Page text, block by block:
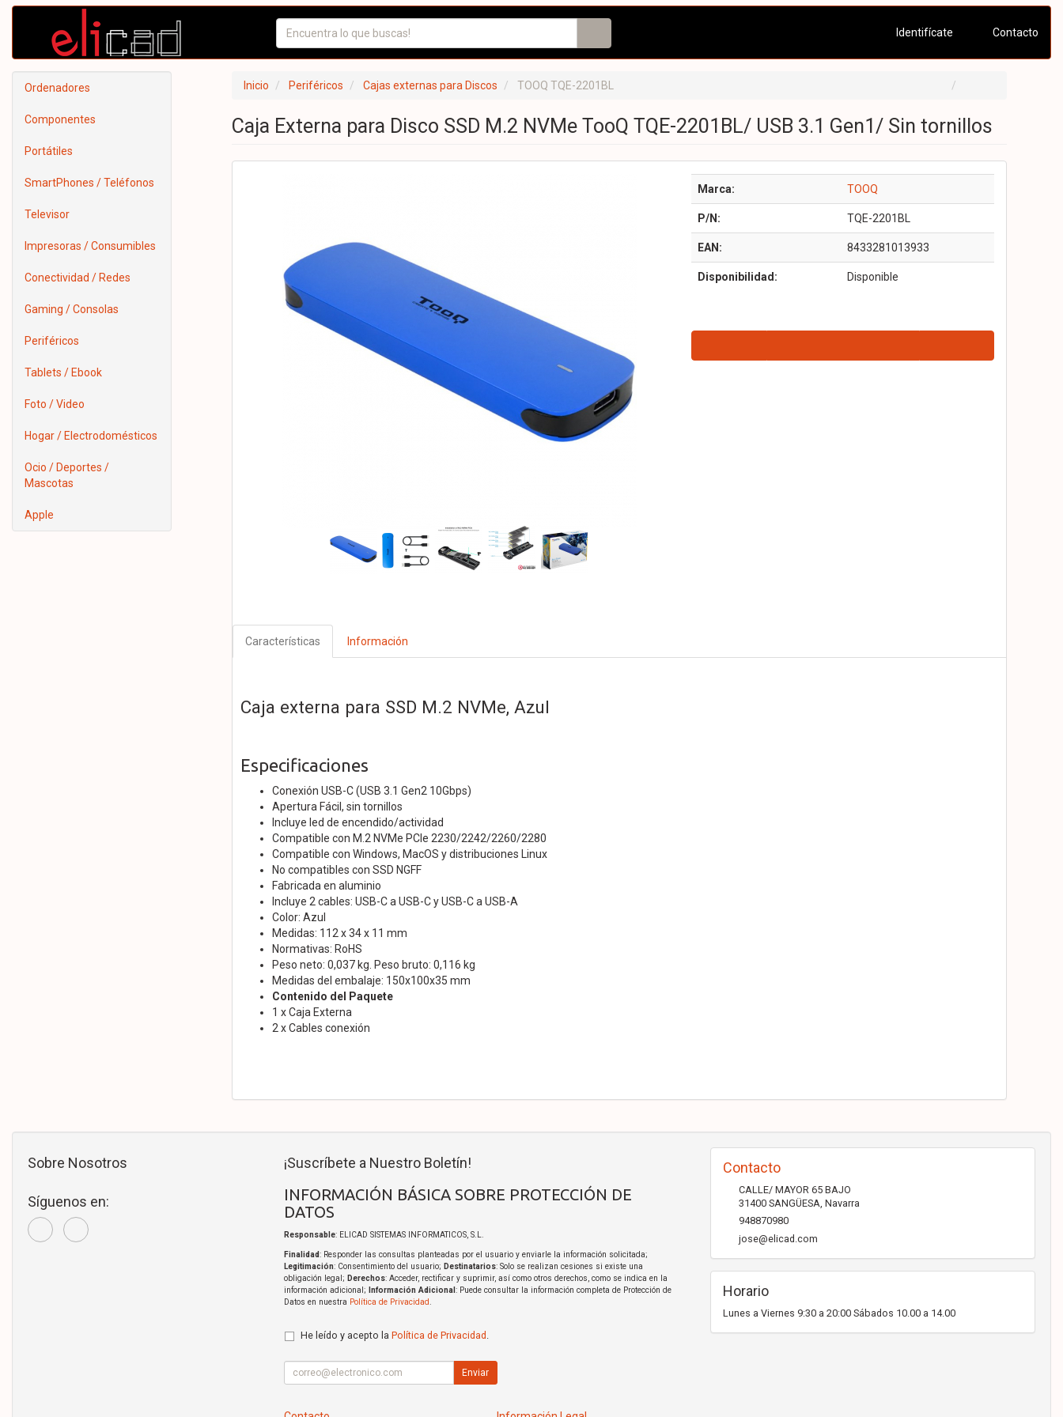
Identifícate Contacto
Ordenadores
Componentes
Portátiles
SmartPhones / Teléfonos
Televisor
Impresoras / Consumibles
Conectividad / Redes
Gaming / Consolas
Periféricos
Tablets / Ebook
Foto / Video
Hogar / Electrodomésticos
Ocio / Deportes /
Mascotas
Apple
Inicio Periféricos Cajas externas para Discos TOOQ TQE-2201BL
Caja Externa para Disco SSD M.2 NVMe TooQ TQE-2201BL/ USB 3.1 Gen1/ Sin tornillos
Marca: TOOQ
P/N: TQE-2201BL
EAN: 8433281013933
Disponibilidad: Disponible
Características Información
Caja externa para SSD M.2 NVMe, Azul
Especificaciones
Conexión USB-C (USB 3.1 Gen2 10Gbps)
Apertura Fácil, sin tornillos
Incluye led de encendido/actividad
Compatible con M.2 NVMe PCIe 2230/2242/2260/2280
Compatible con Windows, MacOS y distribuciones Linux
No compatibles con SSD NGFF
Fabricada en aluminio
Incluye 2 cables: USB-C a USB-C y USB-C a USB-A
Color: Azul
Medidas: 112 x 34 x 11 mm
Normativas: RoHS
Peso neto: 0,037 kg. Peso bruto: 0,116 kg
Medidas del embalaje: 150x100x35 mm
Contenido del Paquete
1 x Caja Externa
2 x Cables conexión
Sobre Nosotros
Síguenos en:
¡Suscríbete a Nuestro Boletín!
INFORMACIÓN BÁSICA SOBRE PROTECCIÓN DE
DATOS
Responsable: ELICAD SISTEMAS INFORMATICOS, S.L.
Finalidad: Responder las consultas planteadas por el usuario y enviarle la información solicitada;
Legitimación: Consentimiento del usuario; Destinatarios: Solo se realizan cesiones si existe una
obligación legal; Derechos: Acceder, rectificar y suprimir, así como otros derechos, como se indica en la
información adicional;
Información Adicional : Puede consultar la información completa de Protección de
Datos en nuestra Política de Privacidad.
He leído y acepto la Política de Privacidad .
Enviar
Contacto
CALLE/ MAYOR 65 BAJO
31400 SANGÜESA, Navarra
948870980
jose@elicad.com
Horario
Lunes a Viernes 9:30 a 20:00 Sábados 10.00 a 14.00